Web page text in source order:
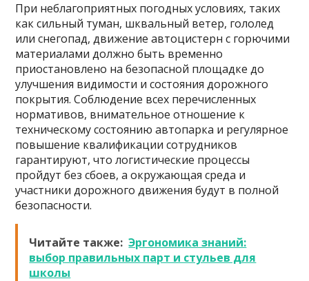
При неблагоприятных погодных условиях, таких
как сильный туман, шквальный ветер, гололед
или снегопад, движение автоцистерн с горючими
материалами должно быть временно
приостановлено на безопасной площадке до
улучшения видимости и состояния дорожного
покрытия. Соблюдение всех перечисленных
нормативов, внимательное отношение к
техническому состоянию автопарка и регулярное
повышение квалификации сотрудников
гарантируют, что логистические процессы
пройдут без сбоев, а окружающая среда и
участники дорожного движения будут в полной
безопасности.
Читайте также: Эргономика знаний:
выбор правильных парт и стульев для
школы